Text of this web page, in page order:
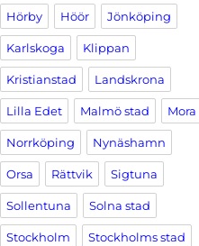
Hörby Höör Jönköping
Karlskoga Klippan
Kristianstad Landskrona
Lilla Edet Malmö stad Mora
Norrköping Nynäshamn
Orsa Rättvik Sigtuna
Sollentuna Solna stad
Stockholm Stockholms stad